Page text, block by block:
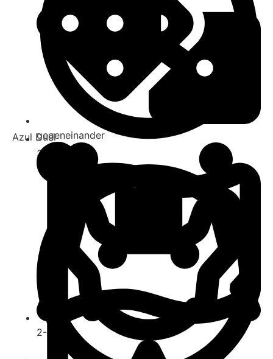
30-40
gegeneinander
2-4
Azul Duel